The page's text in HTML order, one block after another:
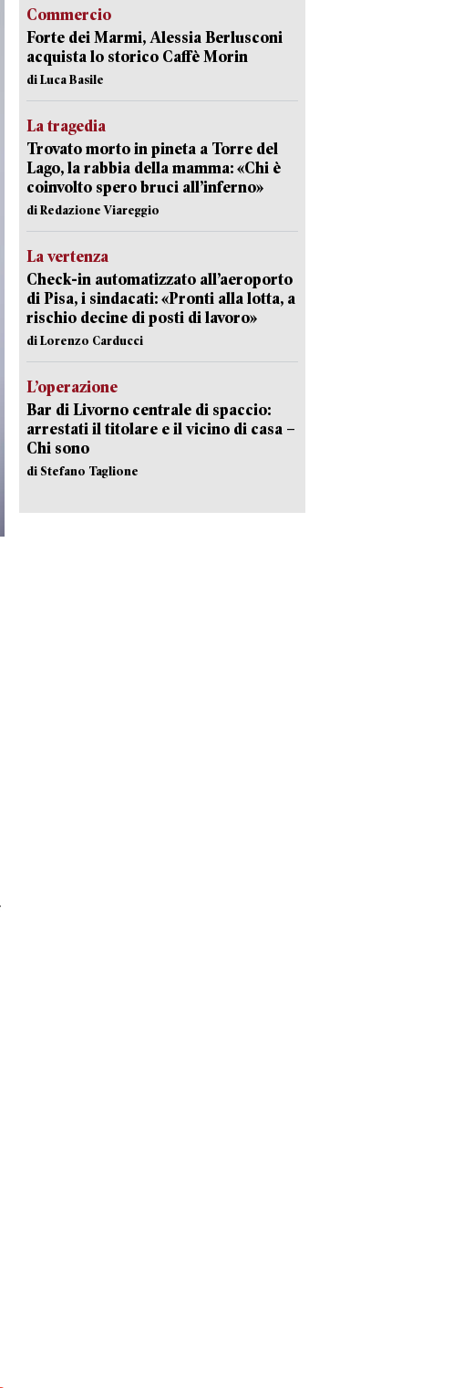
Commercio
Forte dei Marmi, Alessia Berlusconi
acquista lo storico Caffè Morin
di Luca Basile
La tragedia
Trovato morto in pineta a Torre del
Lago, la rabbia della mamma: «Chi è
coinvolto spero bruci all’inferno»
di Redazione Viareggio
La vertenza
Check-in automatizzato all’aeroporto
di Pisa, i sindacati: «Pronti alla lotta, a
rischio decine di posti di lavoro»
di Lorenzo Carducci
L’operazione
Bar di Livorno centrale di spaccio:
arrestati il titolare e il vicino di casa –
Chi sono
di Stefano Taglione